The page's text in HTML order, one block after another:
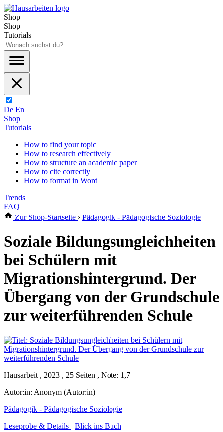
Shop
Shop
Tutorials
De En
Shop
Tutorials
How to find your topic
How to research effectively
How to structure an academic paper
How to cite correctly
How to format in Word
Trends
FAQ
Zur Shop-Startseite › Pädagogik - Pädagogische Soziologie
Soziale Bildungsungleichheiten
bei Schülern mit
Migrationshintergrund. Der
Übergang von der Grundschule
zur weiterführenden Schule
Hausarbeit , 2023 , 25 Seiten , Note: 1,7
Autor:in: Anonym (Autor:in)
Pädagogik - Pädagogische Soziologie
Leseprobe & Details
Blick ins Buch